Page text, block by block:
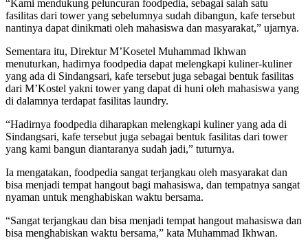
“Kami mendukung peluncuran foodpedia, sebagai salah satu
fasilitas dari tower yang sebelumnya sudah dibangun, kafe tersebut
nantinya dapat dinikmati oleh mahasiswa dan masyarakat,” ujarnya.
Sementara itu, Direktur M’Kosetel Muhammad Ikhwan
menuturkan, hadirnya foodpedia dapat melengkapi kuliner-kuliner
yang ada di Sindangsari, kafe tersebut juga sebagai bentuk fasilitas
dari M’Kostel yakni tower yang dapat di huni oleh mahasiswa yang
di dalamnya terdapat fasilitas laundry.
“Hadirnya foodpedia diharapkan melengkapi kuliner yang ada di
Sindangsari, kafe tersebut juga sebagai bentuk fasilitas dari tower
yang kami bangun diantaranya sudah jadi,” tuturnya.
Ia mengatakan, foodpedia sangat terjangkau oleh masyarakat dan
bisa menjadi tempat hangout bagi mahasiswa, dan tempatnya sangat
nyaman untuk menghabiskan waktu bersama.
“Sangat terjangkau dan bisa menjadi tempat hangout mahasiswa dan
bisa menghabiskan waktu bersama,” kata Muhammad Ikhwan.